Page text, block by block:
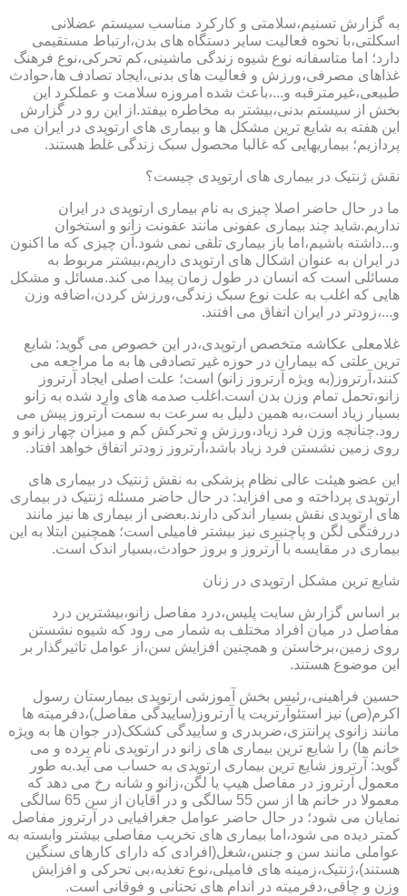
به گزارش تسنیم،سلامتی و کارکرد مناسب سیستم عضلانی
اسکلتی،با نحوه فعالیت سایر دستگاه های بدن،ارتباط مستقیمی
دارد؛ اما متاسفانه نوع شیوه زندگی ماشینی،کم تحرکی،نوع فرهنگ
غذاهای مصرفی،ورزش و فعالیت های بدنی،ایجاد تصادف ها،حوادث
طبیعی،غیرمترقبه و...،باعث شده امروزه سلامت و عملکرد این
بخش از سیستم بدنی،بیشتر به مخاطره بیفتد.از این رو در گزارش
این هفته به شایع ترین مشکل ها و بیماری های ارتوپدی در ایران می
پردازیم؛ بیماریهایی که غالبا محصول سبک زندگی غلط هستند.
نقش ژنتیک در بیماری های ارتوپدی چیست؟
ما در حال حاضر اصلا چیزی به نام بیماری ارتوپدی در ایران
نداریم.شاید چند بیماری عفونی مانند عفونت زانو و استخوان
و...داشته باشیم،اما باز بیماری تلقی نمی شود.آن چیزی که ما اکنون
در ایران به عنوان اشکال های ارتوپدی داریم،بیشتر مربوط به
مسائلی است که انسان در طول زمان پیدا می کند.مسائل و مشکل
هایی که اغلب به علت نوع سبک زندگی،ورزش کردن،اضافه وزن
و...،زودتر در ایران اتفاق می افتند.
غلامعلی عکاشه متخصص ارتوپدی،در این خصوص می گوید: شایع
ترین علتی که بیماران در حوزه غیر تصادفی ها به ما مراجعه می
کنند،آرتروز(به ویژه آرتروز زانو) است؛ علت اصلی ایجاد آرتروز
زانو،تحمل تمام وزن بدن است.اغلب صدمه های وارد شده به زانو
بسیار زیاد است،به همین دلیل به سرعت به سمت آرتروز پیش می
رود.چنانچه وزن فرد زیاد،ورزش و تحرکش کم و میزان چهار زانو و
روی زمین نشستن فرد زیاد باشد،آرتروز زودتر اتفاق خواهد افتاد.
این عضو هیئت عالی نظام پزشکی به نقش ژنتیک در بیماری های
ارتوپدی پرداخته و می افزاید: در حال حاضر مسئله ژنتیک در بیماری
های ارتوپدی نقش بسیار اندکی دارند.بعضی از بیماری ها نیز مانند
دررفتگی لگن و پاچنبری نیز بیشتر فامیلی است؛ همچنین ابتلا به این
بیماری در مقایسه با آرتروز و بروز حوادث،بسیار اندک است.
شایع ترین مشکل ارتوپدی در زنان
بر اساس گزارش سایت پلیس،درد مفاصل زانو،بیشترین درد
مفاصل در میان افراد مختلف به شمار می رود که شیوه نشستن
روی زمین،برخاستن و همچنین افزایش سن،از عوامل تاثیرگذار بر
این موضوع هستند.
حسین فراهینی،رئیس بخش آموزشی ارتوپدی بیمارستان رسول
اکرم(ص) نیز استئوآرتریت یا آرتروز(ساییدگی مفاصل)،دفرمیته ها
مانند زانوی پرانتزی،ضربدری و ساییدگی کشکک(در جوان ها به ویژه
خانم ها) را شایع ترین بیماری های زانو در ارتوپدی نام برده و می
گوید: آرتروز شایع ترین بیماری ارتوپدی به حساب می آید.به طور
معمول آرتروز در مفاصل هیپ یا لگن،زانو و شانه رخ می دهد که
معمولا در خانم ها از سن 55 سالگی و در آقایان از سن 65 سالگی
نمایان می شود؛ در حال حاضر عوامل جغرافیایی در آرتروز مفاصل
کمتر دیده می شود،اما بیماری های تخریب مفاصلی بیشتر وابسته به
عواملی مانند سن و جنس،شغل(افرادی که دارای کارهای سنگین
هستند)،ژنتیک،زمینه های فامیلی،نوع تغذیه،بی تحرکی و افزایش
وزن و چاقی،دفرمیته در اندام های تحتانی و فوقانی است.